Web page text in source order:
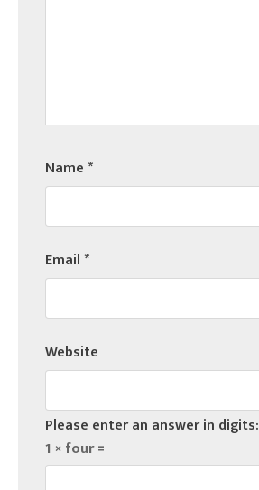
Name*
Email*
Website
Please enter an answer in digits:
1 × four =